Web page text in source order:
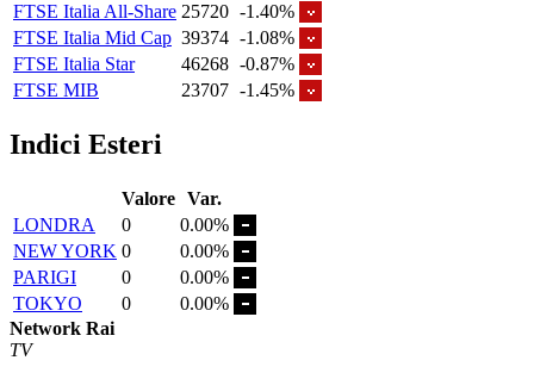
FTSE Italia All-Share 25720 -1.40%
FTSE Italia Mid Cap 39374 -1.08%
FTSE Italia Star
46268 -0.87%
FTSE MIB
23707 -1.45%
Indici Esteri
Valore Var.
LONDRA
0
0.00%
NEW YORK 0
0.00%
PARIGI
0
0.00%
TOKYO
0
0.00%
Network Rai
TV